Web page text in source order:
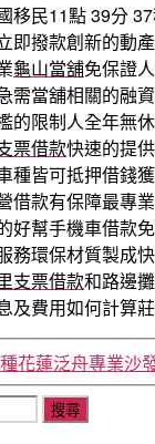
移民11點 39分
即撥款創新的動
龜山當舖免保證
需當舖相關的融
的限制人全年無
票借款快速的提
種皆可抵押借錢
借款有保障最專
好幫手機車借款
務環保材質製成
支票借款和路邊
及費用如何計算
花蓮泛舟專業沙